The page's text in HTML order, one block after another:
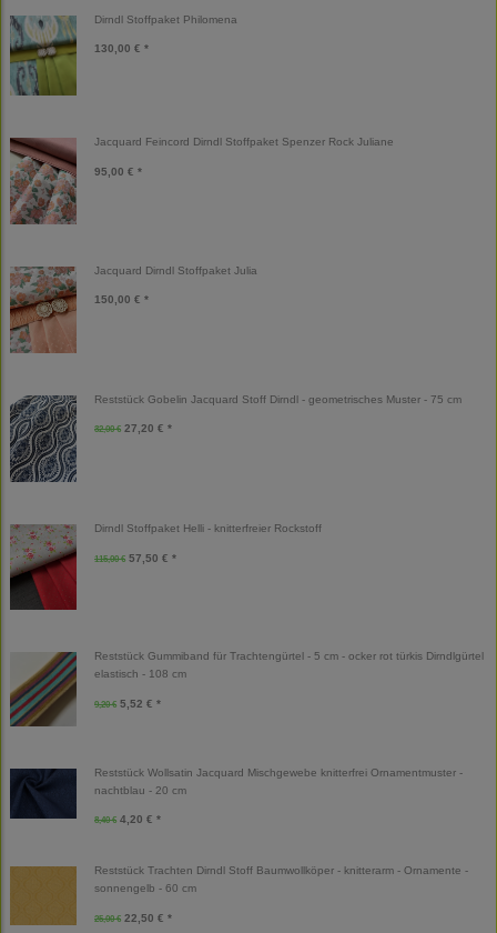
Dirndl Stoffpaket Philomena
130,00 € *
Jacquard Feincord Dirndl Stoffpaket Spenzer Rock Juliane
95,00 € *
Jacquard Dirndl Stoffpaket Julia
150,00 € *
Reststück Gobelin Jacquard Stoff Dirndl - geometrisches Muster - 75 cm
32,00 € 27,20 € *
Dirndl Stoffpaket Helli - knitterfreier Rockstoff
115,00 € 57,50 € *
Reststück Gummiband für Trachtengürtel - 5 cm - ocker rot türkis Dirndlgürtel
elastisch - 108 cm
9,20 € 5,52 € *
Reststück Wollsatin Jacquard Mischgewebe knitterfrei Ornamentmuster -
nachtblau - 20 cm
8,40 € 4,20 € *
Reststück Trachten Dirndl Stoff Baumwollköper - knitterarm - Ornamente -
sonnengelb - 60 cm
25,00 € 22,50 € *